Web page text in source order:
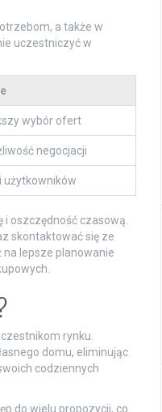
a także w
uczestniczyć w
wybór ofert
negocjacji
użytkowników
i oszczędność czasową.
skontaktować się ze
na lepsze planowanie
rynku.
domu, eliminując
codziennych
do wielu propozycji, co